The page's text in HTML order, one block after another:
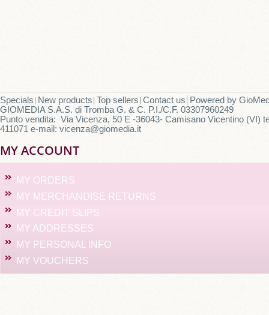
Specials New products Top sellers Contact us Powered by
GIOMEDIA S.A.S. di Tromba G. & C. P.I./C.F. 03307960249
Punto vendita: Via Vicenza, 50 E -36043- Camisano Vicentino (VI)
411071 e-mail: vicenza@giomedia.it
MY ACCOUNT
MY ORDERS
MY MERCHANDISE RETURNS
MY CREDIT SLIPS
MY ADDRESSES
MY PERSONAL INFO
MY VOUCHERS